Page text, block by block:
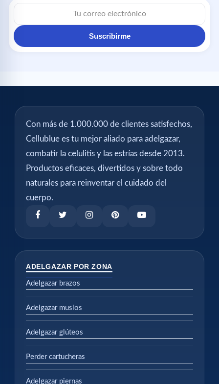
Suscribirme
Con más de 1.000.000 de clientes satisfechos,
Cellublue es tu mejor aliado para adelgazar,
combatir la celulitis y las estrías desde 2013.
Productos eficaces, divertidos y sobre todo
naturales para reinventar el cuidado del
cuerpo.
ADELGAZAR POR ZONA
Adelgazar brazos
Adelgazar muslos
Adelgazar glúteos
Perder cartucheras
Adelgazar piernas